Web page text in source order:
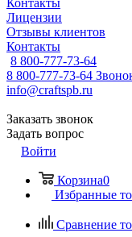
Контакты
Лицензии
Отзывы клиентов
Контакты
8 800-777-73-64
8 800-777-73-64
info@craftspb.ru
Заказать звонок
Задать вопрос
Войти
Корзина0
Избранные
Сравнение